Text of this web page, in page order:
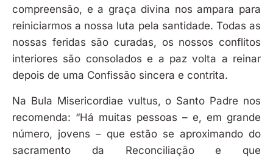
compreensão, e a graça divina nos ampara para
reiniciarmos a nossa luta pela santidade. Todas as
nossas feridas são curadas, os nossos conflitos
interiores são consolados e a paz volta a reinar
depois de uma Confissão sincera e contrita.
Na Bula Misericordiae vultus, o Santo Padre nos
recomenda: “Há muitas pessoas – e, em grande
número, jovens – que estão se aproximando do
sacramento da Reconciliação e que